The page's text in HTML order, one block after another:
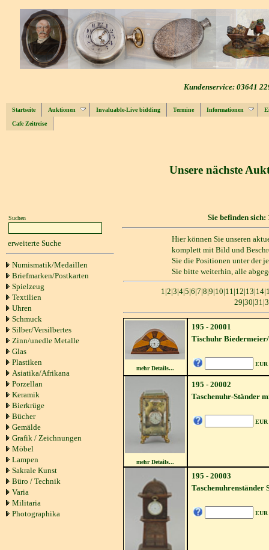
Kundenservice: 03641
Startseite Auktionen Invaluable-Live bidding Termine Informationen
Cafe Zeitreise
Unsere nächste
Suchen
erweiterte Suche
Numismatik/Medaillen
Briefmarken/Postkarten
Spielzeug
Textilien
Uhren
Schmuck
Silber/Versilbertes
Zinn/unedle Metalle
Glas
Plastiken
Asiatika/Afrikana
Porzellan
Keramik
Bierkrüge
Bücher
Gemälde
Grafik / Zeichnungen
Möbel
Lampen
Sakrale Kunst
Büro / Technik
Varia
Militaria
Photographika
Sie befinden sich:
Hier können Sie unseren
komplett mit Bild und
Sie die Positionen unter der
Sie bitte weiterhin, alle
1|2|3|4|5|6|7|8|9|10|11|12|13|14|
29|30|31|
mehr Details...
195 - 20001
Tischuhr
EUR
mehr Details...
195 - 20002
Taschenuhr-Ständer
EUR
195 - 20003
Taschenuhrenständer
EUR